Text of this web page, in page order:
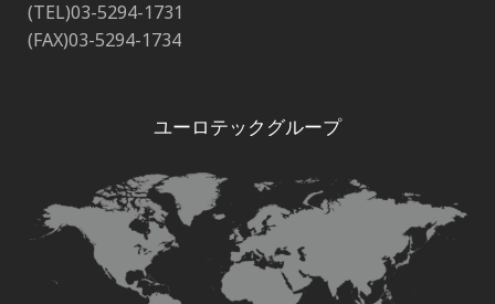
(TEL)03-5294-1731
(FAX)03-5294-1734
ユーロテックグループ